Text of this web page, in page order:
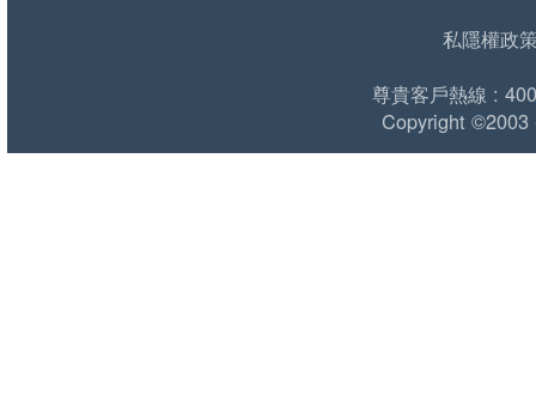
私隱權政
尊貴客戶熱線 :
Copyright ©2003